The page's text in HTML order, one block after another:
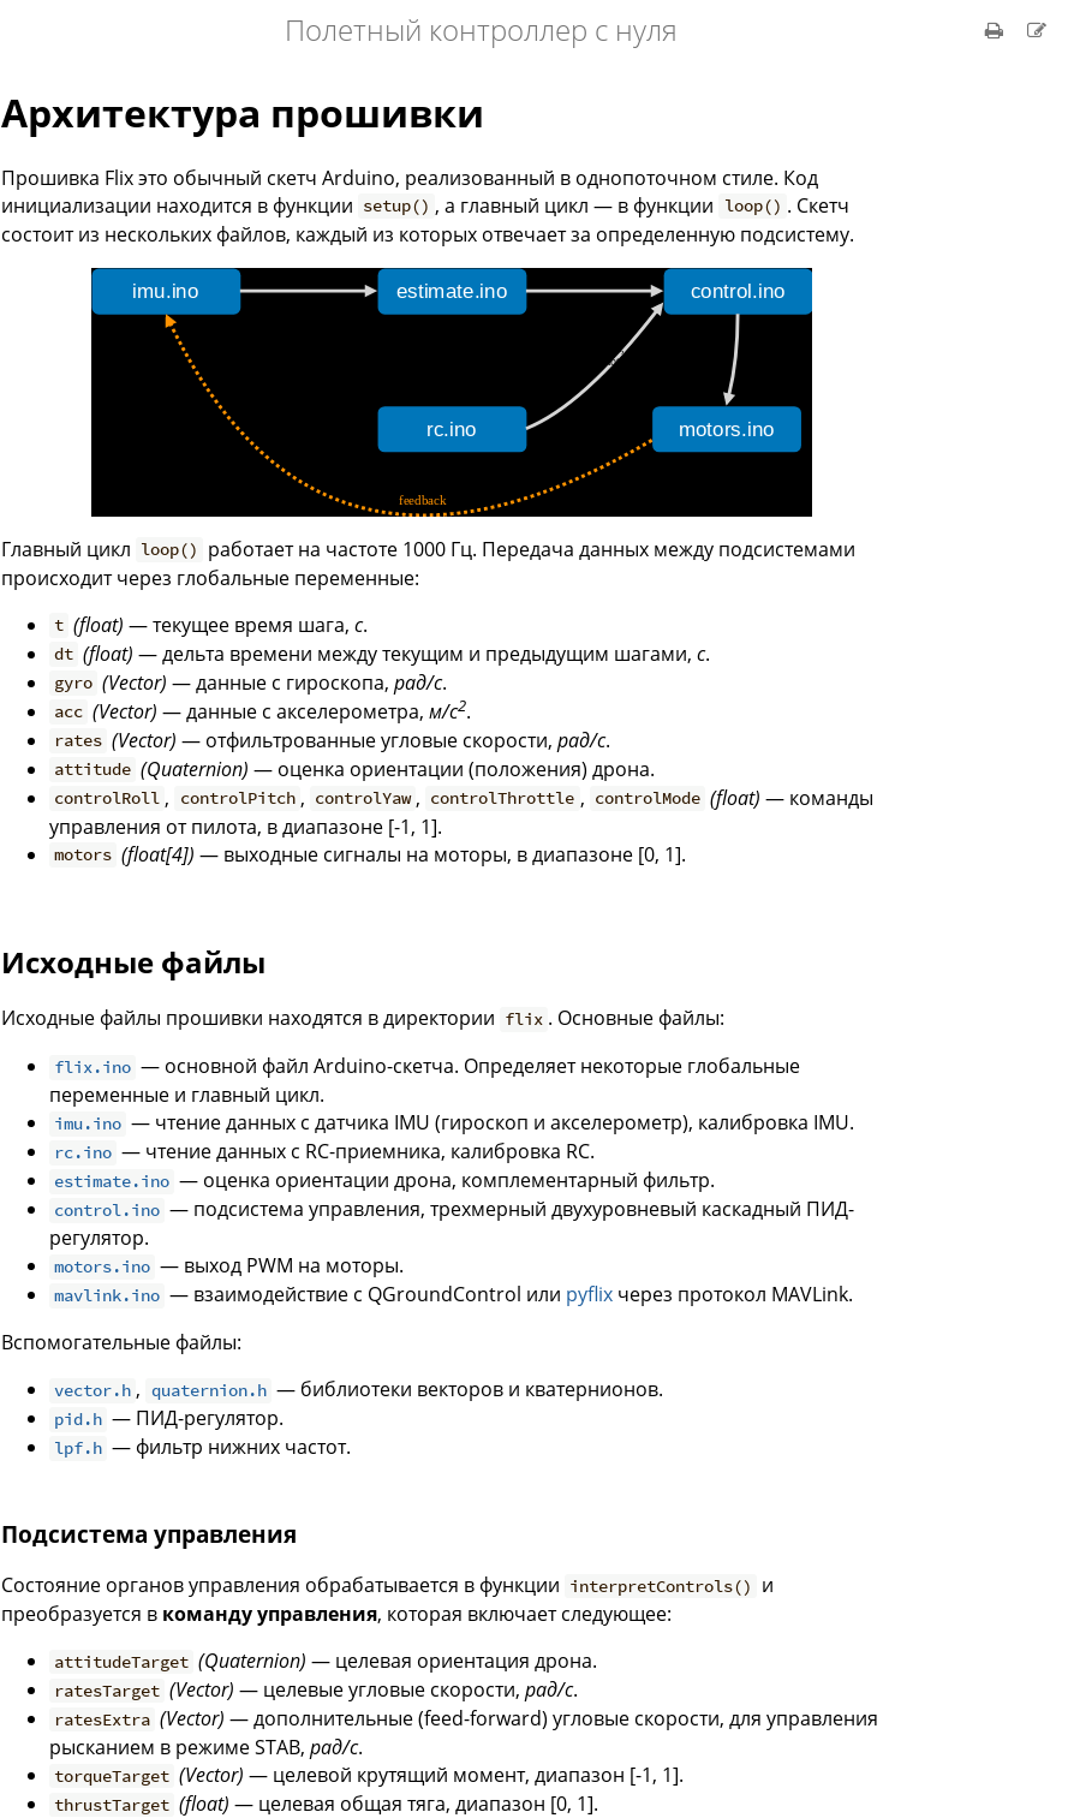
Полетный контроллер с нуля
Архитектура прошивки
Прошивка Flix это обычный скетч Arduino, реализованный в однопоточном стиле. Код
инициализации находится в функции setup() , а главный цикл — в функции loop() . Скетч
состоит из нескольких файлов, каждый из которых отвечает за определенную подсистему.
Главный цикл loop()
работает на частоте 1000 Гц. Передача данных между подсистемами
происходит через глобальные переменные:
t (float) — текущее время шага,с.
dt (float) — дельта времени между текущим и предыдущим шагами,с.
gyro (Vector) — данные с гироскопа,рад/с.
acc (Vector) — данные с акселерометра,м/с2.
rates (Vector) — отфильтрованные угловые скорости,рад/с.
attitude (Quaternion) — оценка ориентации (положения) дрона.
controlRoll , controlPitch , controlYaw , controlThrottle , controlMode (float) — команды
управления от пилота, в диапазоне [-1, 1].
motors (float[4]) — выходные сигналы на моторы, в диапазоне [0, 1].
Исходные файлы
Исходные файлы прошивки находятся в директории flix . Основные файлы:
flix.ino — основной файл Arduino-скетча. Определяет некоторые глобальные
переменные и главный цикл.
imu.ino — чтение данных с датчика IMU (гироскоп и акселерометр), калибровка IMU.
rc.ino — чтение данных с RC-приемника, калибровка RC.
estimate.ino — оценка ориентации дрона, комплементарный фильтр.
control.ino — подсистема управления, трехмерный двухуровневый каскадный ПИД-
регулятор.
motors.ino — выход PWM на моторы.
mavlink.ino — взаимодействие с QGroundControl или pyflix через протокол MAVLink.
Вспомогательные файлы:
vector.h , quaternion.h — библиотеки векторов и кватернионов.
pid.h — ПИД-регулятор.
lpf.h — фильтр нижних частот.
Подсистема управления
Состояние органов управления обрабатывается в функции interpretControls()
и
преобразуется в команду управления, которая включает следующее:
attitudeTarget (Quaternion) — целевая ориентация дрона.
ratesTarget (Vector) — целевые угловые скорости,рад/с.
ratesExtra (Vector) — дополнительные (feed-forward) угловые скорости, для управления
рысканием в режиме STAB, рад/с.
torqueTarget (Vector) — целевой крутящий момент, диапазон [-1, 1].
thrustTarget (float) — целевая общая тяга, диапазон [0, 1].